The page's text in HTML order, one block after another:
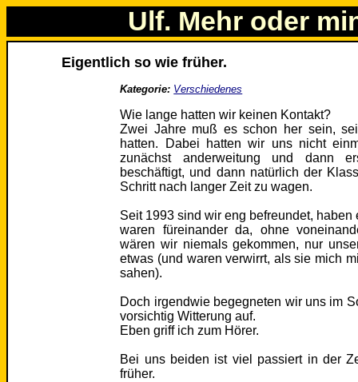
Ulf. Mehr oder
Eigentlich so wie früher.
Kategorie: Verschiedenes
Wie lange hatten wir keinen Kontakt?
Zwei Jahre muß es schon her sein,
hatten. Dabei hatten wir uns nicht
zunächst anderweitung und dann
beschäftigt, und dann natürlich der
Schritt nach langer Zeit zu wagen.
Seit 1993 sind wir eng befreundet,
waren füreinander da, ohne
wären wir niemals gekommen, nur
etwas (und waren verwirrt, als sie mich
sahen).
Doch irgendwie begegneten wir uns im
vorsichtig Witterung auf.
Eben griff ich zum Hörer.
Bei uns beiden ist viel passiert in der
früher.